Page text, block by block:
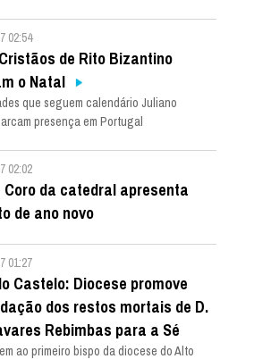
02:54
de Rito Bizantino
o Natal
que seguem calendário Juliano
presença em Portugal
02:02
Coro da catedral apresenta
de ano novo
01:27
Castelo: Diocese promove
dos restos mortais de D.
Rebimbas para a Sé
ao primeiro bispo da diocese do Alto